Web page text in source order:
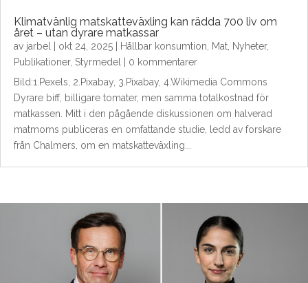
Klimatvänlig matskatteväxling kan rädda 700 liv om
året – utan dyrare matkassar
av jarbel okt 24, 2025 Hållbar konsumtion, Mat, Nyheter,
Publikationer, Styrmedel | 0 kommentarer
Bild:1.Pexels, 2.Pixabay, 3.Pixabay, 4.Wikimedia Commons
Dyrare biff, billigare tomater, men samma totalkostnad för
matkassen. Mitt i den pågående diskussionen om halverad
matmoms publiceras en omfattande studie, ledd av forskare
från Chalmers, om en matskatteväxling...